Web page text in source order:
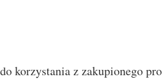
korzystania z zakupionego